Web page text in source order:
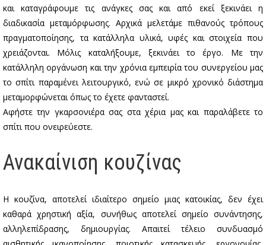
και καταγράφουμε τις ανάγκες σας και από εκεί ξεκινάει η
διαδικασία μεταμόρφωσης. Αρχικά μελετάμε πιθανούς τρόπους
πραγματοποίησης, τα κατάλληλα υλικά, υφές και στοιχεία που
χρειάζονται. Μόλις καταλήξουμε, ξεκινάει το έργο. Με την
κατάλληλη οργάνωση και την χρόνια εμπειρία του συνεργείου μας
το σπίτι παραμένει λειτουργικό, ενώ σε μικρό χρονικό διάστημα
μεταμορφώνεται όπως το έχετε φανταστεί.
Αφήστε την γκαρσονιέρα σας στα χέρια μας και παραλάβετε το
σπίτι που ονειρεύεστε.
Ανακαίνιση κουζίνας
Η κουζίνα, αποτελεί ιδιαίτερο σημείο μιας κατοικίας, δεν έχει
καθαρά χρηστική αξία, συνήθως αποτελεί σημείο συνάντησης,
αλληλεπίδρασης, δημιουργίας. Απαιτεί τέλειο συνδυασμό